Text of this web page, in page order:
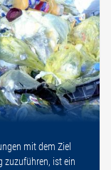
mit dem Ziel
zuzuführen, ist ein